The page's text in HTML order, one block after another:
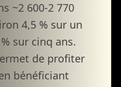
~2 600-2 770
4,5 % sur un
sur cinq ans.
de profiter
bénéficiant